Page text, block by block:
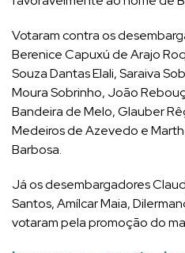
Votaram contra os
Berenice Capuxú de Arajo
Souza Dantas Elali, Saraiva
Moura Sobrinho, João
Bandeira de Melo, Glauber
Medeiros de Azevedo e
Barbosa.
Já os desembargadores
Santos, Amílcar Maia,
votaram pela promoção do